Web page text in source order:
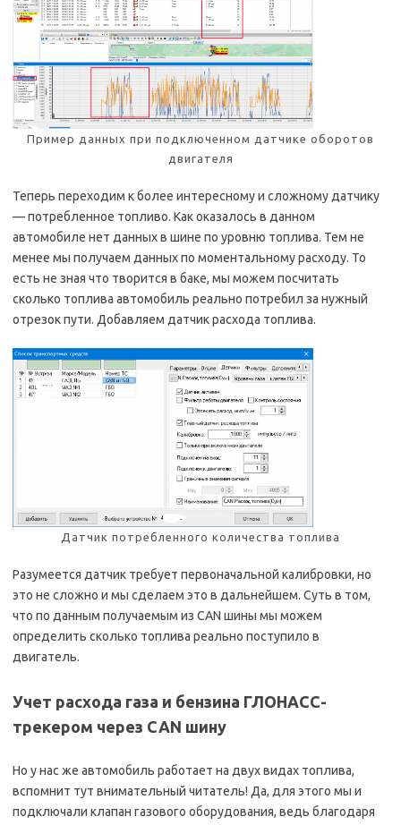
Пример данных при подключенном датчике оборотов
двигателя
Теперь переходим к более интересному и сложному датчику
— потребленное топливо. Как оказалось в данном
автомобиле нет данных в шине по уровню топлива. Тем не
менее мы получаем данных по моментальному расходу. То
есть не зная что творится в баке, мы можем посчитать
сколько топлива автомобиль реально потребил за нужный
отрезок пути. Добавляем датчик расхода топлива.
Датчик потребленного количества топлива
Разумеется датчик требует первоначальной калибровки, но
это не сложно и мы сделаем это в дальнейшем. Суть в том,
что по данным получаемым из CAN шины мы можем
определить сколько топлива реально поступило в
двигатель.
Учет расхода газа и бензина ГЛОНАСС-
трекером через CAN шину
Но у нас же автомобиль работает на двух видах топлива,
вспомнит тут внимательный читатель! Да, для этого мы и
подключали клапан газового оборудования, ведь благодаря